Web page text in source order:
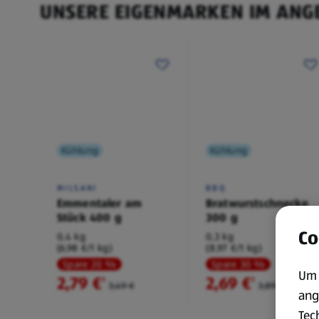
UNSERE EIGENMARKEN IM
Kühlung
MILSANI
Emmentaler am
Stück 400 g
0,4 kg
(6,98 €/1 kg)
Spare 20 %
2,79 €² 3,49 €
Kühlung
BBQ
Bratwurstschnecke
300 g
0,3 kg
(8,97 €/1 kg)
Spare 30 %
2,69 €² 3,89 €